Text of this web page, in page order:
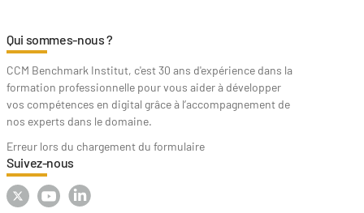
Qui sommes-nous ?
CCM Benchmark Institut, c'est 30 ans d'expérience dans la
formation professionnelle pour vous aider à développer
vos compétences en digital grâce à l’accompagnement de
nos experts dans le domaine.
Erreur lors du chargement du formulaire
Suivez-nous